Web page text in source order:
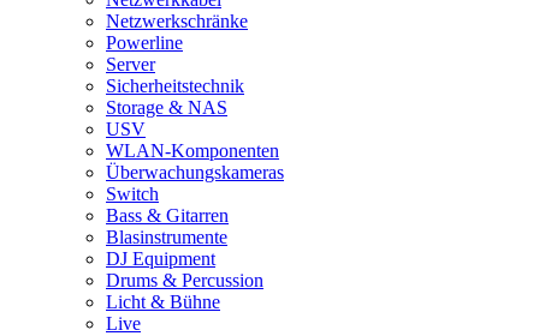
Netzwerkschränke
Powerline
Server
Sicherheitstechnik
Storage & NAS
USV
WLAN-Komponenten
Überwachungskameras
Switch
Bass & Gitarren
Blasinstrumente
DJ Equipment
Drums & Percussion
Licht & Bühne
Live